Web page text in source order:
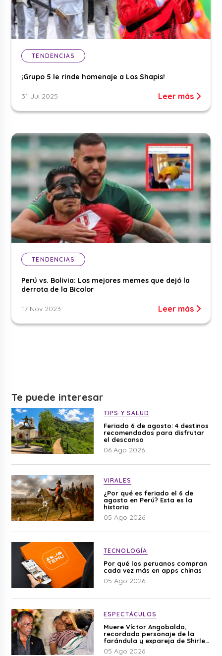
TENDENCIAS
¡Grupo 5 le rinde homenaje a Los Shapis!
31 Jul 2025 Leer más
TENDENCIAS
Perú vs. Bolivia: Los mejores memes que dejó la
derrota de la Bicolor
17 Nov 2023 Leer más
Te puede interesar
TIPS Y SALUD
Feriado 6 de agosto: 4 destinos
recomendados para disfrutar
el descanso
06 Ago 2026
VIRALES
¿Por qué es feriado el 6 de
agosto en Perú? Esta es la
historia
05 Ago 2026
TECNOLOGÍA
Por qué los peruanos compran
cada vez más en apps chinas
05 Ago 2026
ESPECTÁCULOS
Muere Víctor Angobaldo,
recordado personaje de la
farándula y expareja de Shirley
Cherres
05 Ago 2026